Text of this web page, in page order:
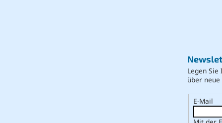
Legen
über neue
E-Mail